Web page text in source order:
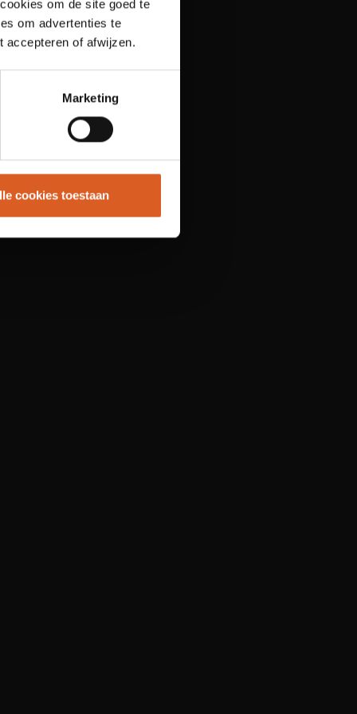
om de site goed te
om advertenties te
accepteren of afwijzen.
Marketing
cookies toestaan